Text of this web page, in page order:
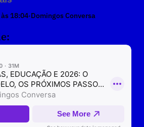
18:04·Domingos Conversa